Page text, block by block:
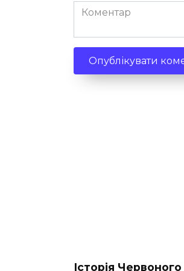
Коментар
Історія Червоного